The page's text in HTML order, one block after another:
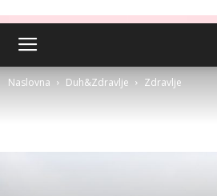
Naslovna Duh&Zdravlje Zdravlje